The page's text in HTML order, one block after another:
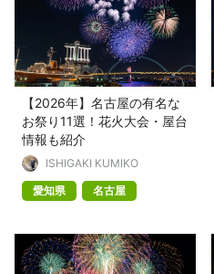
【2026年】名古屋の有名な
お祭り11選！花火大会・屋台
情報も紹介
ISHIGAKI KUMIKO
愛知県
名古屋